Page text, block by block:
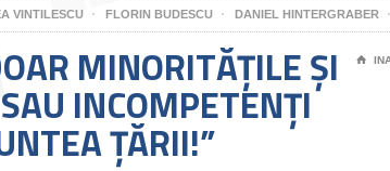
VINTILESCU FLORIN BUDESCU DANIEL HINTERGRABER
MINORITĂȚILE ȘI
INCOMPETENȚI
ȚĂRII!”
⌂